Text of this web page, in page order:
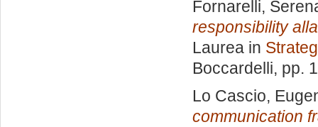
Fornarelli,
responsibility
Laurea in
Boccardelli, pp.
Lo Cascio,
communication